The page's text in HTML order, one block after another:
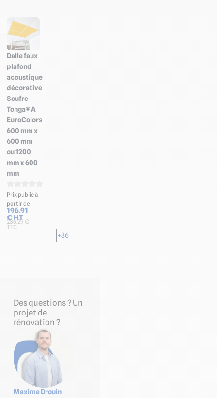
Dalle faux
plafond
acoustique
décorative
Soufre
Tonga® A
EuroColors
600 mm x
600 mm
ou 1200
mm x 600
mm
Prix public à
partir de
196.91
€ HT
236.29 €
TTC
+36
Des questions ? Un
projet de
rénovation ?
Maxime Drouin